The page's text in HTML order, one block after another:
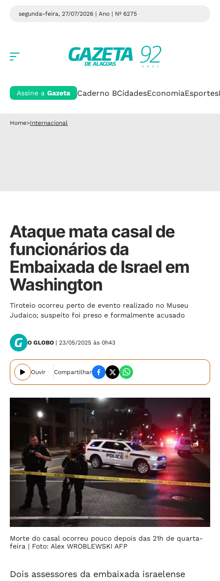
segunda-feira, 27/07/2026 | Ano | Nº 6275
Assine a Gazeta Caderno BCidadesEconomiaEsportes
Home>Internacional
Ataque mata casal de
funcionários da
Embaixada de Israel em
Washington
Tiroteio ocorreu perto de evento realizado no Museu
Judaico; suspeito foi preso e formalmente acusado
O GLOBO | 23/05/2025 às 0h43
Ouvir Compartilhar
Morte do casal ocorreu pouco depois das 21h de quarta-
feira | Foto: Alex WROBLEWSKI AFP
Dois assessores da embaixada israelense